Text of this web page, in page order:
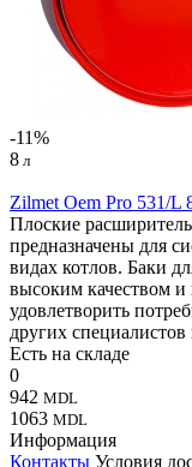
-11%
8 л
Zilmet Oem Pro 531/L
Плоские
предназначены для
видах котлов. Баки
высоким качеством
удовлетворить
других
Есть на складе
0
942 MDL
1063 MDL
Информация
Контакты Условия